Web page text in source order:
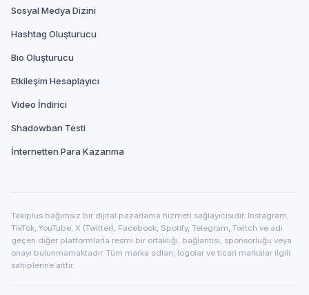
Sosyal Medya Dizini
Hashtag Oluşturucu
Bio Oluşturucu
Etkileşim Hesaplayıcı
Video İndirici
Shadowban Testi
İnternetten Para Kazanma
Takiplus bağımsız bir dijital pazarlama hizmeti sağlayıcısıdır. Instagram,
TikTok, YouTube, X (Twitter), Facebook, Spotify, Telegram, Twitch ve adı
geçen diğer platformlarla resmi bir ortaklığı, bağlantısı, sponsorluğu veya
onayı bulunmamaktadır. Tüm marka adları, logolar ve ticari markalar ilgili
sahiplerine aittir.